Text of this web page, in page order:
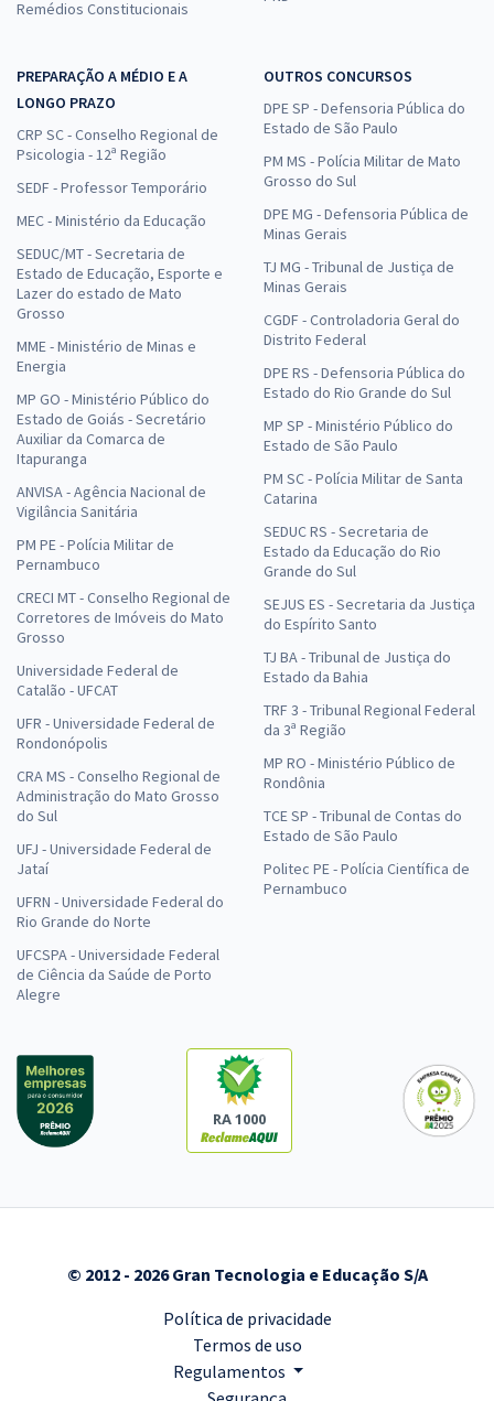
Remédios Constitucionais
PREPARAÇÃO A MÉDIO E A
LONGO PRAZO
CRP SC - Conselho Regional de
Psicologia - 12ª Região
SEDF - Professor Temporário
MEC - Ministério da Educação
SEDUC/MT - Secretaria de
Estado de Educação, Esporte e
Lazer do estado de Mato
Grosso
MME - Ministério de Minas e
Energia
MP GO - Ministério Público do
Estado de Goiás - Secretário
Auxiliar da Comarca de
Itapuranga
ANVISA - Agência Nacional de
Vigilância Sanitária
PM PE - Polícia Militar de
Pernambuco
CRECI MT - Conselho Regional de
Corretores de Imóveis do Mato
Grosso
Universidade Federal de
Catalão - UFCAT
UFR - Universidade Federal de
Rondonópolis
CRA MS - Conselho Regional de
Administração do Mato Grosso
do Sul
UFJ - Universidade Federal de
Jataí
UFRN - Universidade Federal do
Rio Grande do Norte
UFCSPA - Universidade Federal
de Ciência da Saúde de Porto
Alegre
OUTROS CONCURSOS
DPE SP - Defensoria Pública do
Estado de São Paulo
PM MS - Polícia Militar de Mato
Grosso do Sul
DPE MG - Defensoria Pública de
Minas Gerais
TJ MG - Tribunal de Justiça de
Minas Gerais
CGDF - Controladoria Geral do
Distrito Federal
DPE RS - Defensoria Pública do
Estado do Rio Grande do Sul
MP SP - Ministério Público do
Estado de São Paulo
PM SC - Polícia Militar de Santa
Catarina
SEDUC RS - Secretaria de
Estado da Educação do Rio
Grande do Sul
SEJUS ES - Secretaria da Justiça
do Espírito Santo
TJ BA - Tribunal de Justiça do
Estado da Bahia
TRF 3 - Tribunal Regional Federal
da 3ª Região
MP RO - Ministério Público de
Rondônia
TCE SP - Tribunal de Contas do
Estado de São Paulo
Politec PE - Polícia Científica de
Pernambuco
RA 1000
© 2012 - 2026 Gran Tecnologia e Educação S/A
Política de privacidade
Termos de uso
Regulamentos